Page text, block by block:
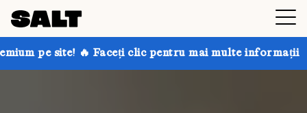
clic pentru mai multe informații Obțineți